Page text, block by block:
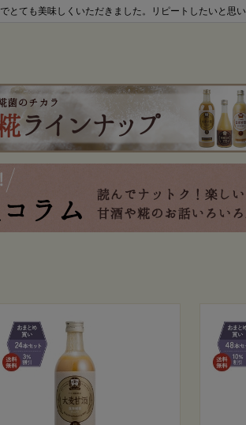
ても美味しくいただきました。リピートしたいと思い